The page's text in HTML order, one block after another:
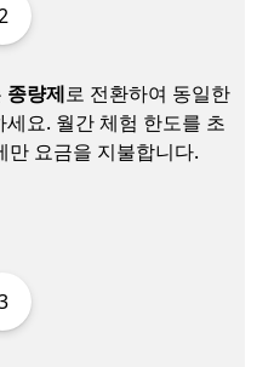
종량제로 전환하여 동일한
요. 월간 체험 한도를 초
만 요금을 지불합니다.